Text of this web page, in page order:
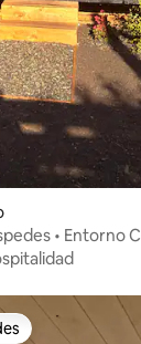
• Entorno